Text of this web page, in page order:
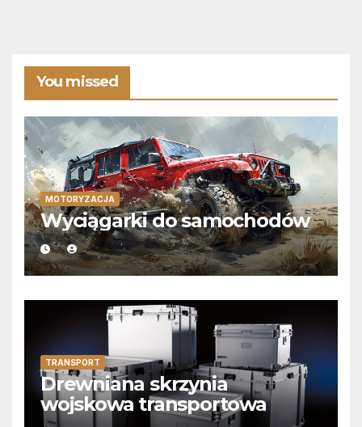
You missed
MOTORYZACJA
Wyciągarki do samochodów
TRANSPORT
Drewniana skrzynia
wojskowa transportowa